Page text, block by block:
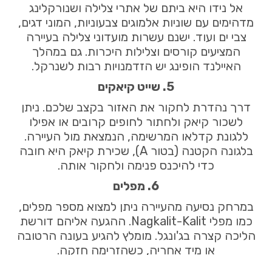
אל נידו היא ביתם של אתרי צלילה ושנורקלינג
מדהימים עם שוניות אלמוגים צבעוניות, המוני דגים,
צבי ים ועוד. ישנם עשרות מועדוני צלילה בעיירה
המציעים קורסים וצלילות היכרות. גם במהלך
האיילנד הופינג יש הזדמנויות רבות לשנרקל.
5. שייט קיאקים
דרך נהדרת לחקור את האזור בקצב שלכם. ניתן
לשכור קיאק ולחתור לחופים קרובים או אפילו
ללגונת קדלאו המרשימה, הנמצאת מול העיירה.
בלגונה הקטנה (בטור A), שכירת קיאק היא חובה
כדי להיכנס פנימה ולחקור אותה.
6. מפלים
במרחק נסיעה מהעיירה ניתן למצוא מספר מפלים,
כמו מפלי Nagkalit-Kalit. ההגעה אליהם דורשת
הליכה קצרה בג'ונגל. מומלץ להגיע בעונה הרטובה
או מיד אחריה, כשהזרימה חזקה.